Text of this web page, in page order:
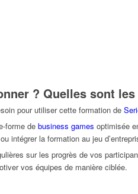
? Quelles sont
pour utiliser cette formation de
forme de business games optimisée
intégrer la formation au jeu
sur les progrès de vos
vos équipes de manière ciblée.